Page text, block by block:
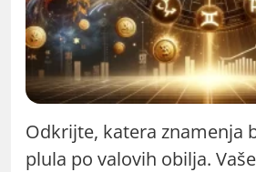
Odkrijte, katera znamenja
plula po valovih obilja.